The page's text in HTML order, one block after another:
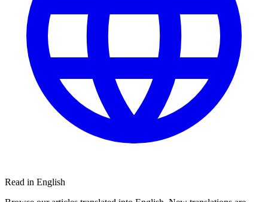
Read in English